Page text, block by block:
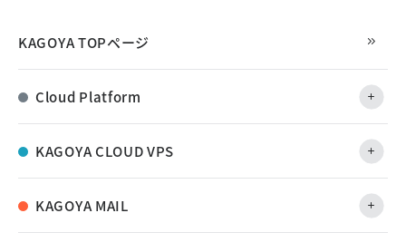
KAGOYA TOPページ
Cloud Platform
KAGOYA CLOUD VPS
KAGOYA MAIL